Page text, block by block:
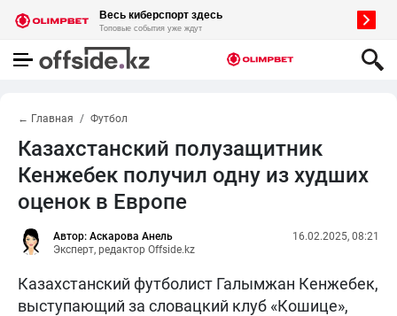
← Главная Футбол
Казахстанский полузащитник
Кенжебек получил одну из худших
оценок в Европе
Автор: Аскарова Анель
Эксперт, редактор Offside.kz
16.02.2025, 08:21
Казахстанский футболист Галымжан Кенжебек,
выступающий за словацкий клуб «Кошице»,